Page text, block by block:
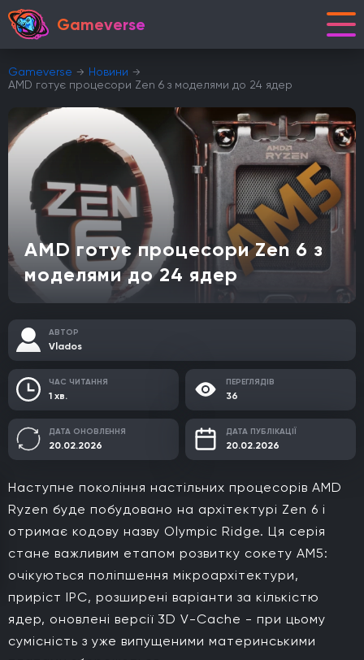
Gameverse
Gameverse
Новини
AMD готує процесори Zen 6 з моделями до 24 ядер
AMD готує процесори Zen 6 з
моделями до 24 ядер
АВТОР
Vlados
ЧАС ЧИТАННЯ
1 хв.
ПЕРЕГЛЯДІВ
36
ДАТА ОНОВЛЕННЯ
20.02.2026
ДАТА ПУБЛІКАЦІЇ
20.02.2026
Наступне покоління настільних процесорів AMD
Ryzen буде побудовано на архітектурі Zen 6 і
отримає кодову назву Olympic Ridge. Ця серія
стане важливим етапом розвитку сокету AM5:
очікуються поліпшення мікроархітектури,
приріст IPC, розширені варіанти за кількістю
ядер, оновлені версії 3D V-Cache - при цьому
сумісність з уже випущеними материнськими